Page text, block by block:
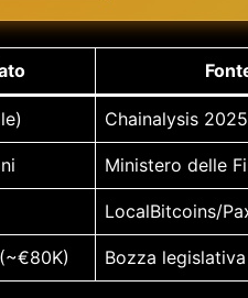
Chainalysis 2025
Ministero delle
LocalBitcoins/
Bozza